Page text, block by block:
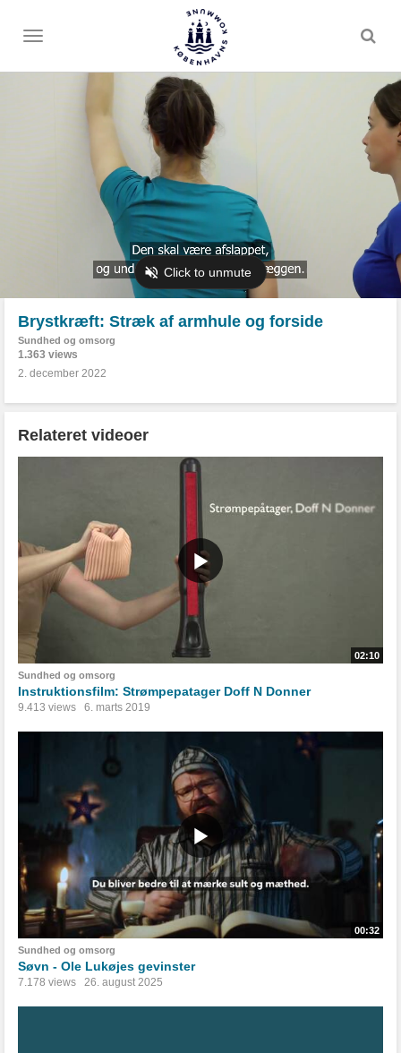
Toggle
Brystkræft: Stræk af armhule og forside
Sundhed og omsorg
1.363 views
2. december 2022
Relateret videoer
02:10
Sundhed og omsorg
Instruktionsfilm: Strømpepatager Doff N Donner
9.413 views 6. marts 2019
00:32
Sundhed og omsorg
Søvn - Ole Lukøjes gevinster
7.178 views 26. august 2025